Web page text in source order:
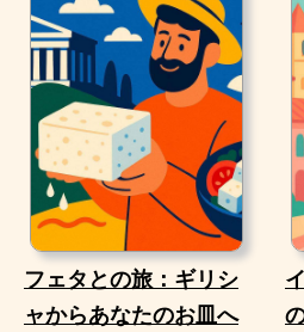
フェタとの旅：ギリシ
ャからあなたのお皿へ